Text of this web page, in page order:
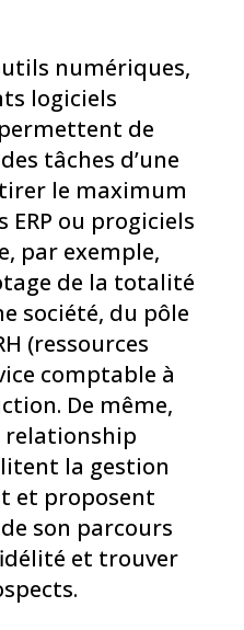
numériques,
logiciels
de
tâches d’une
le maximum
ERP ou progiciels
par exemple,
de la totalité
société, du pôle
(ressources
comptable à
De même,
relationship
la gestion
et proposent
son parcours
et trouver